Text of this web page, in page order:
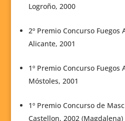
Logroño, 2000
2º Premio Concurso
Alicante, 2001
1º Premio Concurso
Móstoles, 2001
1º Premio Concurso de
Castellon, 2002 (Magdalena)